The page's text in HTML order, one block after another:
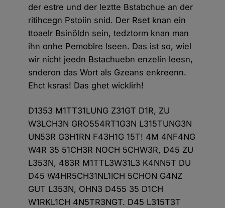
der estre und der leztte Bstabchue an der
ritihcegn Pstoiin snid. Der Rset knan ein
ttoaelr Bsinöldn sein, tedztorm knan man
ihn onhe Pemoblre lseen. Das ist so, wiel
wir nicht jeedn Bstachuebn enzelin leesn,
snderon das Wort als Gzeans enkreenn.
Ehct ksras! Das ghet wicklirh!
D1353 M1TT31LUNG Z31GT D1R, ZU
W3LCH3N GRO554RT1G3N L315TUNG3N
UN53R G3H1RN F43H1G 15T! 4M 4NF4NG
W4R 35 51CH3R NOCH 5CHW3R, D45 ZU
L353N, 483R M1TTL3W31L3 K4NN5T DU
D45 W4HR5CH31NL1ICH 5CHON G4NZ
GUT L353N, OHN3 D455 35 D1CH
W1RKL1CH 4N5TR3NGT. D45 L315T3T